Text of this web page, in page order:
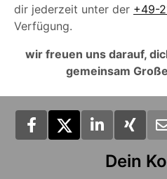
dir jederzeit unter der +49-
Verfügung.
wir freuen uns darauf,
gemeinsam
Dein